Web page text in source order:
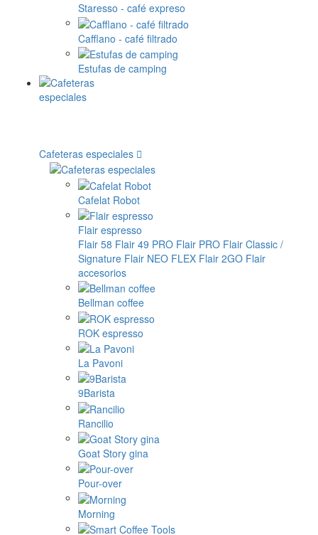
Staresso - café expreso
Cafflano - café filtrado
Estufas de camping
Cafeteras especiales
Cafelat Robot
Flair espresso
Flair 58 Flair 49 PRO Flair PRO Flair Classic /
Signature Flair NEO FLEX Flair 2GO Flair
accesorios
Bellman coffee
ROK espresso
La Pavoni
9Barista
Rancilio
Goat Story gina
Pour-over
Morning